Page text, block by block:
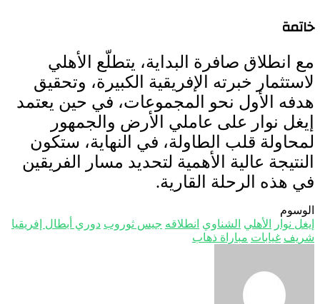
خاتمة
مع انطلاق صافرة البداية، يتطلّع الأهلي
لاستثمار خبرته الإفريقية الكبيرة، وتحقيق
هدفه الأول نحو المجموعات، في حين يعتمد
إيغل نوار على عاملي الأرض والجمهور
لمحاولة قلب الطاولة، في النهاية، ستكون
النتيجة عالية الأهمية لتحديد مسار الفريقين
في هذه الرحلة القارية.
الوسوم
إيغل نوار
الأهلي الشناوي انطلاقه جيس ثوروب دوري أبطال إفريقيا
شريف غيابات مباراة ذهاب